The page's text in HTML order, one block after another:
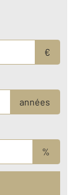
€
années
%